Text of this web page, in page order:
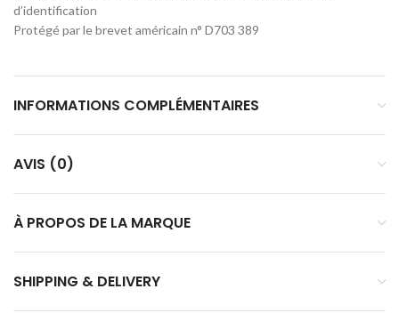
d’identification
Protégé par le brevet américain n° D703 389
INFORMATIONS COMPLÉMENTAIRES
AVIS (0)
À PROPOS DE LA MARQUE
SHIPPING & DELIVERY